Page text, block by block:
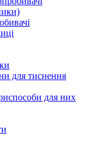
для тиснення
для них